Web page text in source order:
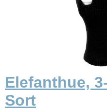
Elefanthue,
Sort